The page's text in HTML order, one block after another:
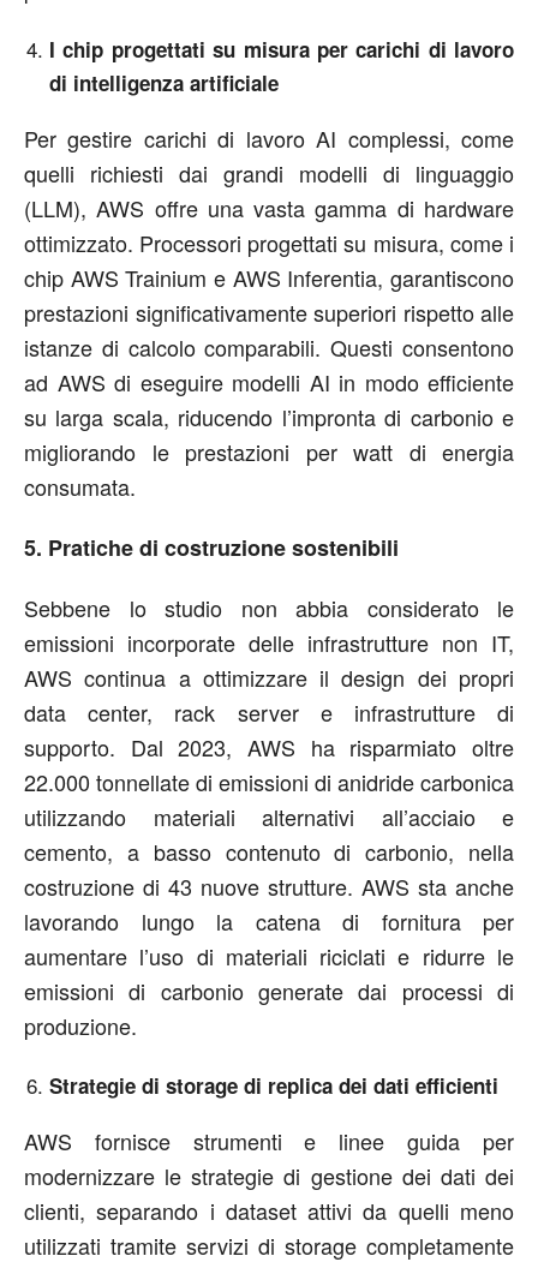
I chip progettati su misura per carichi di lavoro
di intelligenza artificiale
Per gestire carichi di lavoro AI complessi, come
quelli richiesti dai grandi modelli di linguaggio
(LLM), AWS offre una vasta gamma di hardware
ottimizzato. Processori progettati su misura, come i
chip AWS Trainium e AWS Inferentia, garantiscono
prestazioni significativamente superiori rispetto alle
istanze di calcolo comparabili. Questi consentono
ad AWS di eseguire modelli AI in modo efficiente
su larga scala, riducendo l’impronta di carbonio e
migliorando le prestazioni per watt di energia
consumata.
5. Pratiche di costruzione sostenibili
Sebbene lo studio non abbia considerato le
emissioni incorporate delle infrastrutture non IT,
AWS continua a ottimizzare il design dei propri
data center, rack server e infrastrutture di
supporto. Dal 2023, AWS ha risparmiato oltre
22.000 tonnellate di emissioni di anidride carbonica
utilizzando materiali alternativi all’acciaio e
cemento, a basso contenuto di carbonio, nella
costruzione di 43 nuove strutture. AWS sta anche
lavorando lungo la catena di fornitura per
aumentare l’uso di materiali riciclati e ridurre le
emissioni di carbonio generate dai processi di
produzione.
Strategie di storage di replica dei dati efficienti
AWS fornisce strumenti e linee guida per
modernizzare le strategie di gestione dei dati dei
clienti, separando i dataset attivi da quelli meno
utilizzati tramite servizi di storage completamente